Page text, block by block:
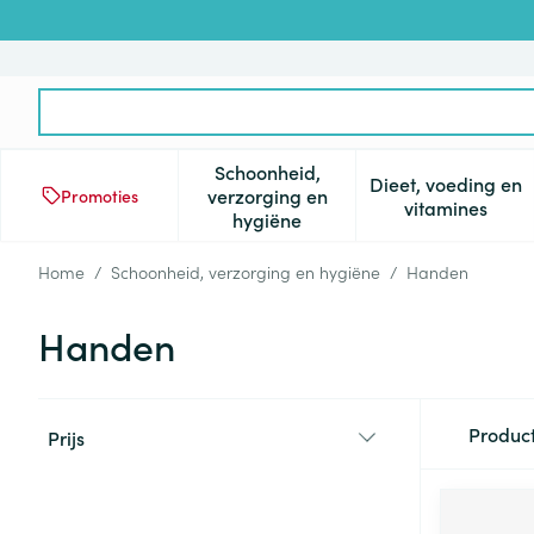
Promoties
Schoonheid,
verzorging en
hygiëne
Toon submenu voor
Dieet, voeding en
vitamines
Toon
Home / Schoonheid, verzorging en hygiëne / Handen
Handen
Prijs